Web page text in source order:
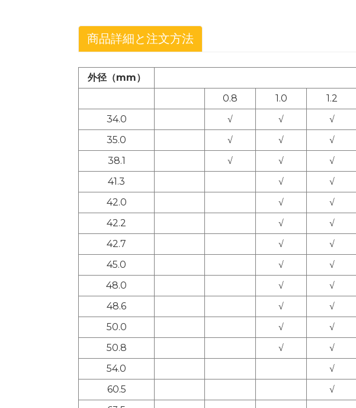
商品詳細と注文方法
外径（mm）
0.8
1.0 1.2
34.0
√ √ √
35.0
√ √ √
38.1
√ √ √
41.3
√ √
42.0
√ √
42.2
√ √
42.7
√ √
45.0
√ √
48.0
√ √
48.6
√ √
50.0
√ √
50.8
√ √
54.0
√
60.5
√